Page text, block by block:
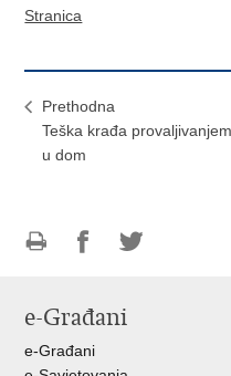
Stranica
Prethodna
Teška krađa provaljivanjem
u dom
FacebookuTwitteru
e-Građani
e-Građani